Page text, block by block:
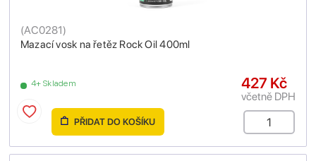
Mazací vosk na řetěz Rock Oil 400ml
(AC0281)
4+ Skladem 427 Kč
včetně DPH
PŘIDAT DO KOŠÍKU